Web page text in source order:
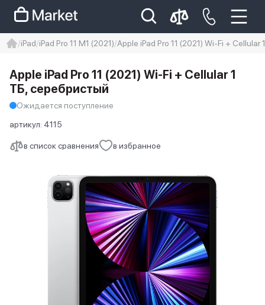
Iphone 14 pro max
айфон 14
iPad iPad Pro 11 M1 (2021) Apple iPad Pro 11 (2021) Wi-Fi +
в список сравнения в избранное
Apple iPad Pro 11 (2021) Wi-Fi + Cellular 1
ТБ, серебристый
Ожидается поступление
артикул: 4115